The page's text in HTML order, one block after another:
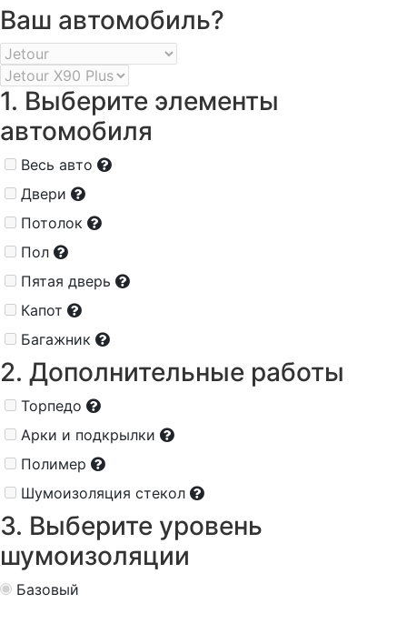
Ваш автомобиль?
1. Выберите элементы
автомобиля
Весь авто
Двери
Потолок
Пол
Пятая дверь
Капот
Багажник
2. Дополнительные работы
Торпедо
Арки и подкрылки
Полимер
Шумоизоляция стекол
3. Выберите уровень
шумоизоляции
Базовый